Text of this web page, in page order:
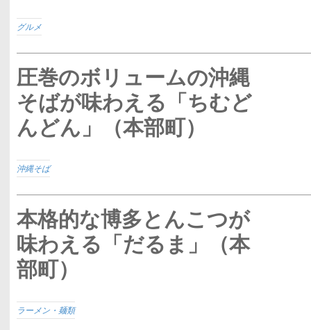
グルメ
圧巻のボリュームの沖縄
そばが味わえる「ちむど
んどん」（本部町）
沖縄そば
本格的な博多とんこつが
味わえる「だるま」（本
部町）
ラーメン・麺類